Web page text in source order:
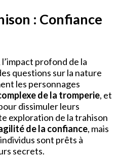
: Confiance
l’impact profond de la
questions sur la nature
les personnages
de la tromperie, et
dissimuler leurs
exploration de la trahison
de la confiance, mais
sont prêts à
secrets.